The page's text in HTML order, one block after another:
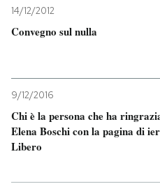
14/12/2012
Convegno sul nulla
9/12/2016
Chi è la persona che ha
Elena Boschi con la pagina di
Libero